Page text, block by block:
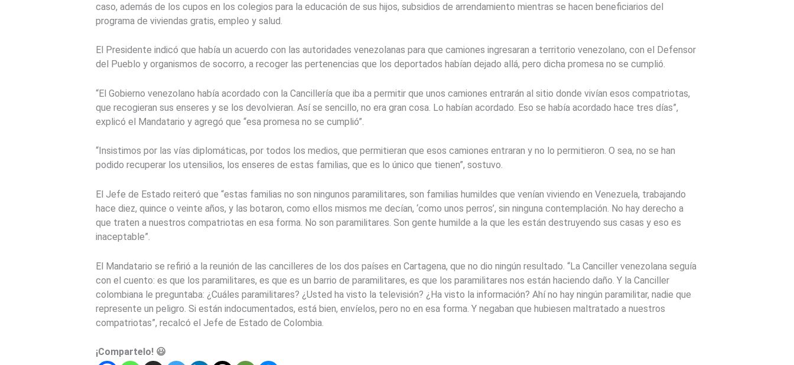
caso, además de los cupos en los colegios para la educación de sus hijos, subsidios de arrendamiento mientras se hacen beneficiarios del
programa de viviendas gratis, empleo y salud.
El Presidente indicó que había un acuerdo con las autoridades venezolanas para que camiones ingresaran a territorio venezolano, con el Defensor
del Pueblo y organismos de socorro, a recoger las pertenencias que los deportados habían dejado allá, pero dicha promesa no se cumplió.
“El Gobierno venezolano había acordado con la Cancillería que iba a permitir que unos camiones entrarán al sitio donde vivían esos compatriotas,
que recogieran sus enseres y se los devolvieran. Así se sencillo, no era gran cosa. Lo habían acordado. Eso se había acordado hace tres días”,
explicó el Mandatario y agregó que “esa promesa no se cumplió”.
“Insistimos por las vías diplomáticas, por todos los medios, que permitieran que esos camiones entraran y no lo permitieron. O sea, no se han
podido recuperar los utensilios, los enseres de estas familias, que es lo único que tienen”, sostuvo.
El Jefe de Estado reiteró que “estas familias no son ningunos paramilitares, son familias humildes que venían viviendo en Venezuela, trabajando
hace diez, quince o veinte años, y las botaron, como ellos mismos me decían, ‘como unos perros’, sin ninguna contemplación. No hay derecho a
que traten a nuestros compatriotas en esa forma. No son paramilitares. Son gente humilde a la que les están destruyendo sus casas y eso es
inaceptable”.
El Mandatario se refirió a la reunión de las cancilleres de los dos países en Cartagena, que no dio ningún resultado. “La Canciller venezolana seguía
con el cuento: es que los paramilitares, es que es un barrio de paramilitares, es que los paramilitares nos están haciendo daño. Y la Canciller
colombiana le preguntaba: ¿Cuáles paramilitares? ¿Usted ha visto la televisión? ¿Ha visto la información? Ahí no hay ningún paramilitar, nadie que
represente un peligro. Si están indocumentados, está bien, envíelos, pero no en esa forma. Y negaban que hubiesen maltratado a nuestros
compatriotas”, recalcó el Jefe de Estado de Colombia.
¡Compartelo! 😃